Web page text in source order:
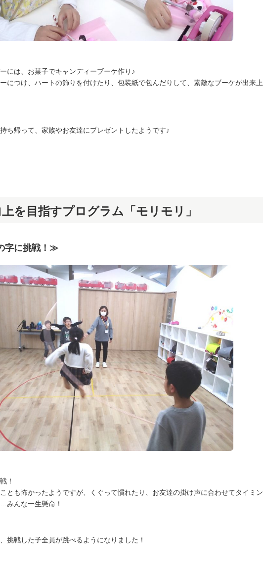
には、お菓子でキャンディーブーケ作り♪
につけ、ハートの飾りを付けたり、包装紙で包んだりして、素敵なブーケが出来上
ち帰って、家族やお友達にプレゼントしたようです♪
を目指すプログラム「モリモリ」
に挑戦！≫
！
とも怖かったようですが、くぐって慣れたり、お友達の掛け声に合わせてタイミン
みんな一生懸命！
挑戦した子全員が跳べるようになりました！